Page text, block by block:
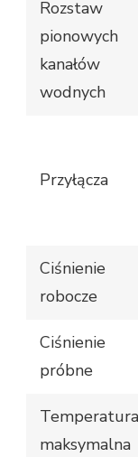
Rozstaw
pionowych
kanałów
wodnych
Przyłącza
Ciśnienie
robocze
Ciśnienie
próbne
Temperatura
maksymalna